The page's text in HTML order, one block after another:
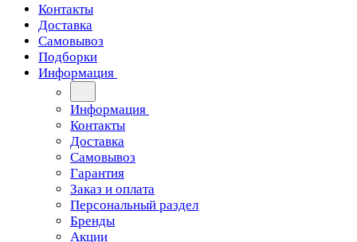
Контакты
Доставка
Самовывоз
Подборки
Информация
Информация
Контакты
Доставка
Самовывоз
Гарантия
Заказ и оплата
Персональный раздел
Бренды
Акции